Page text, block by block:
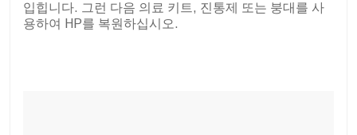
입힙니다. 그런 다음 의료 키트, 진통제 또는 붕대를 사
용하여 HP를 복원하십시오.